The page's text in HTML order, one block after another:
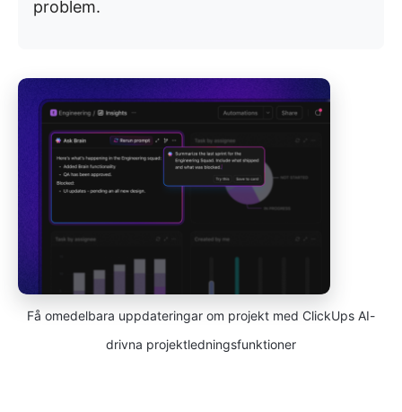
problem.
Få omedelbara uppdateringar om projekt med ClickUps AI-
drivna projektledningsfunktioner